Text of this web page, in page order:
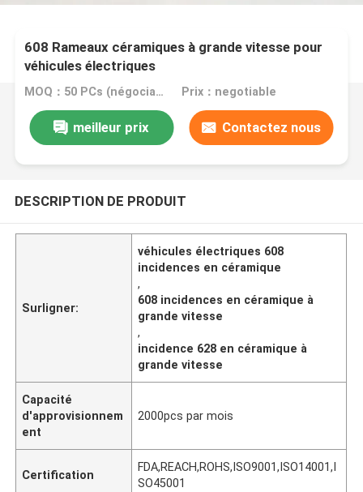
608 Rameaux céramiques à grande vitesse pour
véhicules électriques
MOQ：50 PCs (négociables) Prix：negotiable
meilleur prix Contactez nous
DESCRIPTION DE PRODUIT
Surligner:
véhicules électriques 608
incidences en céramique
,
608 incidences en céramique à
grande vitesse
,
incidence 628 en céramique à
grande vitesse
Capacité
d'approvisionnem
ent
2000pcs par mois
Certification
FDA,REACH,ROHS,ISO9001,ISO14001,I
SO45001